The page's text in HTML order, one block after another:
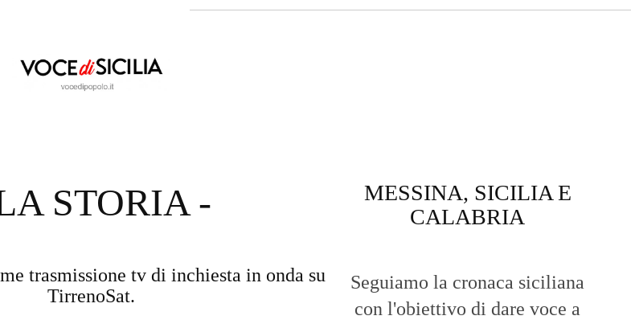
STORIA -
trasmissione tv di inchiesta in onda su
TirrenoSat.
MESSINA, SICILIA E
CALABRIA
Seguiamo la cronaca siciliana
con l'obiettivo di dare voce a